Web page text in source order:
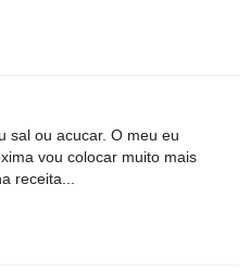
sal ou acucar. O meu eu
vou colocar muito mais
receita...